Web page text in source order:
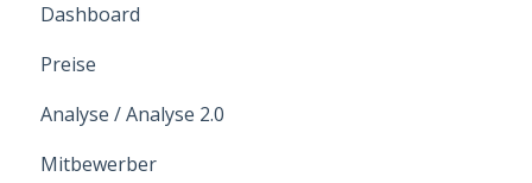
Dashboard
Preise
Analyse / Analyse 2.0
Mitbewerber